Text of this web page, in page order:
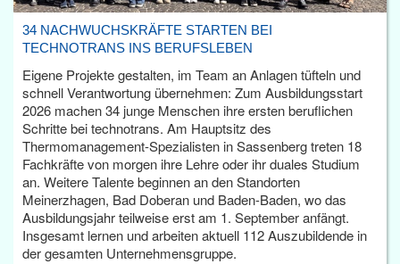
34 NACHWUCHSKRÄFTE STARTEN BEI
TECHNOTRANS INS BERUFSLEBEN
Eigene Projekte gestalten, im Team an Anlagen tüfteln und
schnell Verantwortung übernehmen: Zum Ausbildungsstart
2026 machen 34 junge Menschen ihre ersten beruflichen
Schritte bei technotrans. Am Hauptsitz des
Thermomanagement-Spezialisten in Sassenberg treten 18
Fachkräfte von morgen ihre Lehre oder ihr duales Studium
an. Weitere Talente beginnen an den Standorten
Meinerzhagen, Bad Doberan und Baden-Baden, wo das
Ausbildungsjahr teilweise erst am 1. September anfängt.
Insgesamt lernen und arbeiten aktuell 112 Auszubildende in
der gesamten Unternehmensgruppe.